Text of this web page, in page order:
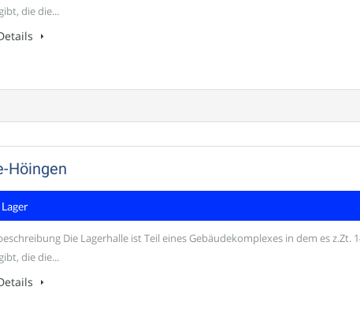
die die...
Höingen
Die Lagerhalle ist Teil eines Gebäudekomplexes in dem es z.Zt.
die die...